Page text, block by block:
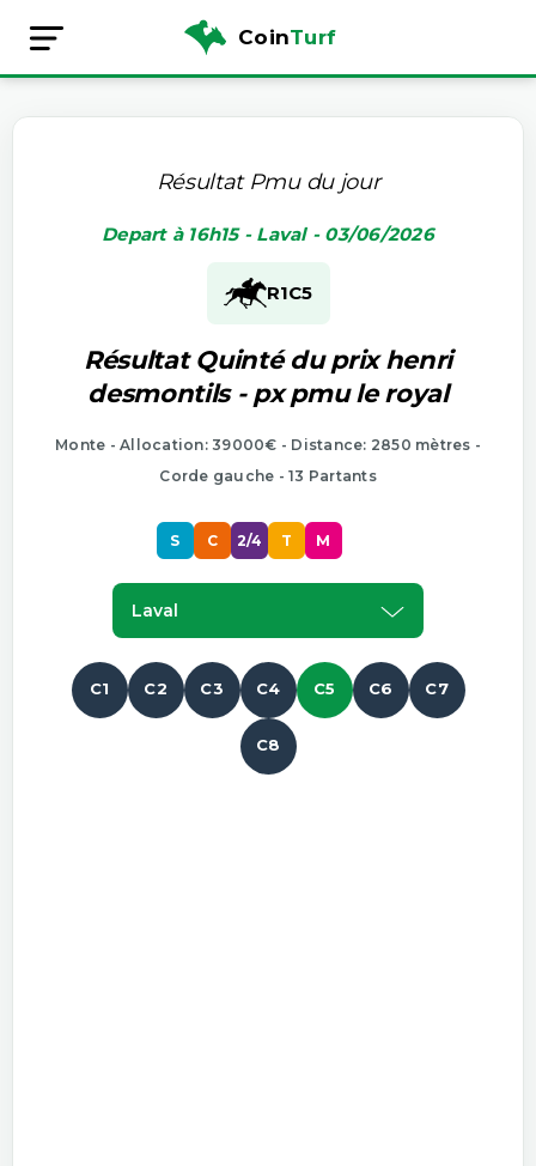
CoinTurf
Résultat Pmu du jour
Depart à 16h15 - Laval - 03/06/2026
R1C5
Résultat Quinté du prix henri
desmontils - px pmu le royal
Monte - Allocation: 39000€ - Distance: 2850 mètres -
Corde gauche - 13 Partants
S C 2/4 T M
Laval
C1 C2 C3 C4 C5 C6 C7
C8